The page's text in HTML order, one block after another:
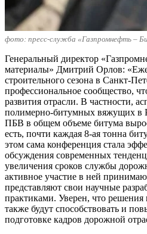
фото: пресс-служба «Газпромнефть –
Генеральный директор
материалы» Дмитрий Орлов:
строительного сезона в Санкт-
профессиональное сообщество,
развития отрасли. В частности,
полимерно-битумных вяжущих в
ПБВ в общем объеме битума
есть, почти каждая 8-ая тонна
этом сама конференция стала
обсуждения современных
увеличения сроков службы
активное участие в ней
представляют свои научные
практиками. Уверен, что
также будут способствовать и
подготовке кадров дорожной